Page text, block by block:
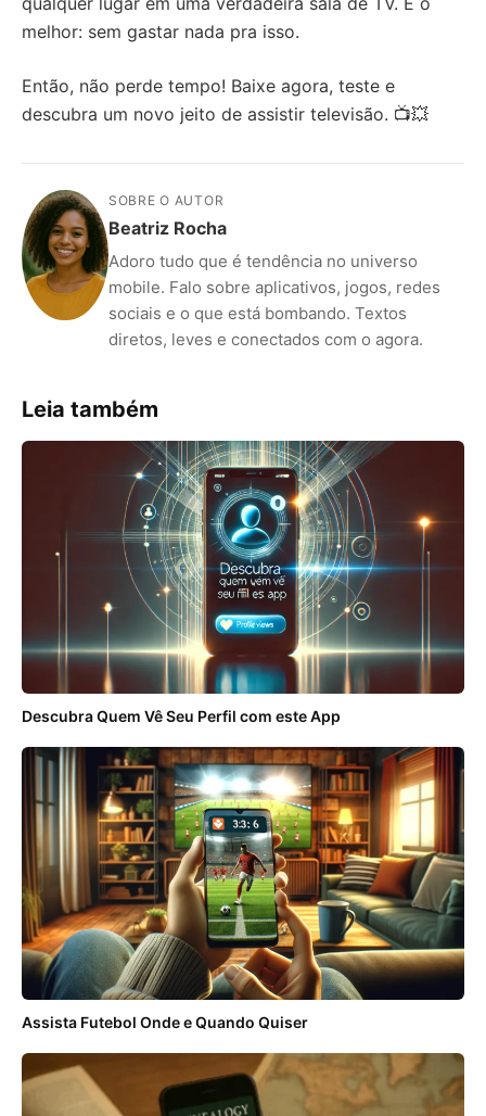
melhor: sem gastar nada pra isso.
Então, não perde tempo! Baixe agora, teste e
descubra um novo jeito de assistir televisão. 📺💥
SOBRE O AUTOR
Beatriz Rocha
Adoro tudo que é tendência no universo
mobile. Falo sobre aplicativos, jogos, redes
sociais e o que está bombando. Textos
diretos, leves e conectados com o agora.
Leia também
Descubra Quem Vê Seu Perfil com este App
Assista Futebol Onde e Quando Quiser